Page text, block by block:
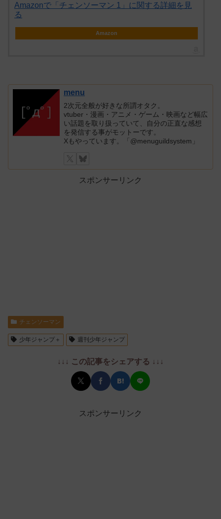
Amazonで「チェンソーマン 1」に関する詳細を見
る
Amazon
menu
2次元全般が好きな所謂オタク。
vtuber・漫画・アニメ・ゲーム・映画など幅広
い話題を取り扱っていて、自分の正直な感想
を発信する事がモットーです。
Xもやっています。「@menuguildsystem」
スポンサーリンク
チェンソーマン
少年ジャンプ＋ 週刊少年ジャンプ
↓↓↓ この記事をシェアする ↓↓↓
スポンサーリンク